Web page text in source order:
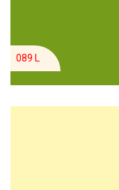
089 L